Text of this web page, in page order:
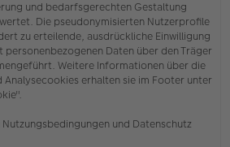
und bedarfsgerechten Gestaltung
Die pseudonymisierten Nutzerprofile
zu erteilende, ausdrückliche Einwilligung
Daten über den Träger
Weitere Informationen über die
erhalten sie im Footer unter
.
und Datenschutz